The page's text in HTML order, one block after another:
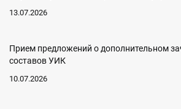
13.07.2026
Прием предложений о дополнительном
составов УИК
10.07.2026